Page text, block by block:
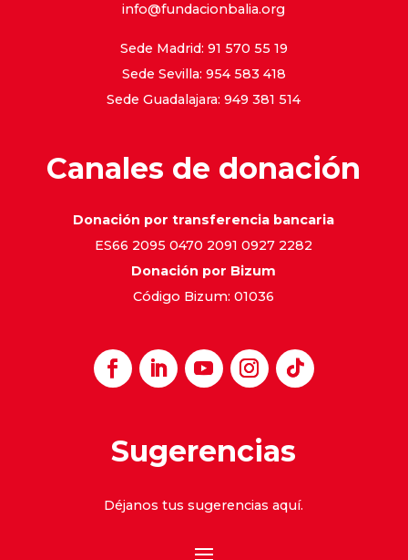
info@fundacionbalia.org
Sede Madrid: 91 570 55 19
Sede Sevilla: 954 583 418
Sede Guadalajara: 949 381 514
Canales de donación
Donación por transferencia bancaria
ES66 2095 0470 2091 0927 2282
Donación por Bizum
Código Bizum: 01036
Sugerencias
Déjanos tus sugerenciasaquí.